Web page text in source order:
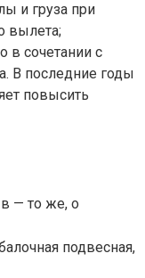
и груза при
вылета;
в сочетании с
В последние годы
повысить
— то же, о
подвесная,